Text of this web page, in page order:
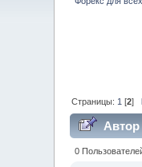
Страницы: 1 [2]
Автор
0